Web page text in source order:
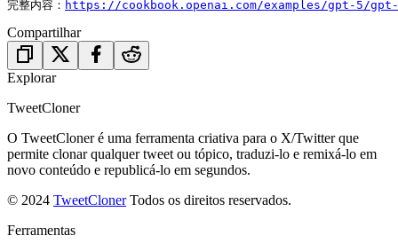
完整内容： https://cookbook.openai.com/examples/gpt-5/gpt-
Compartilhar
Explorar
TweetCloner
O TweetCloner é uma ferramenta criativa para o X/Twitter que
permite clonar qualquer tweet ou tópico, traduzi-lo e remixá-lo em
novo conteúdo e republicá-lo em segundos.
© 2024 TweetCloner Todos os direitos reservados.
Ferramentas